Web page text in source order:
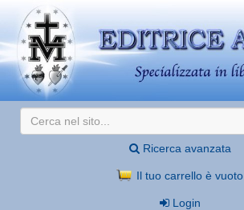
Ricerca avanzata
Il tuo carrello è vuoto
Login